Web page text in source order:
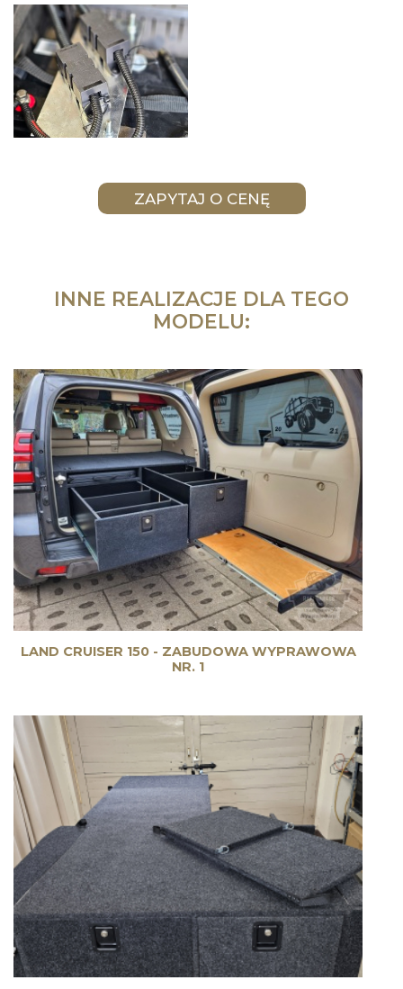
INNE REALIZACJE DLA TEGO
MODELU:
LAND CRUISER 150 - ZABUDOWA WYPRAWOWA
NR. 1